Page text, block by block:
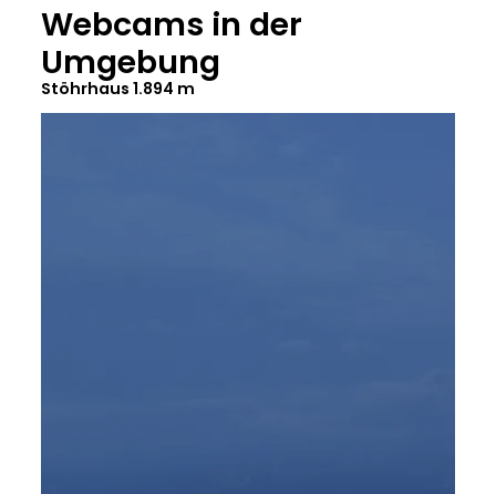
Webcams in der
Umgebung
Stöhrhaus 1.894 m